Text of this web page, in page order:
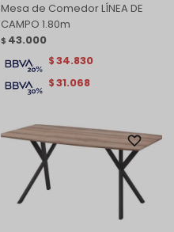
Mesa de Comedor LÍNEA DE
CAMPO 1.80m
$ 43.000
$31.068
$34.830